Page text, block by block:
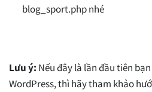
blog_sport.php nhé
Lưu ý: Nếu đây là lần đầu tiên
WordPress, thì hãy tham khảo